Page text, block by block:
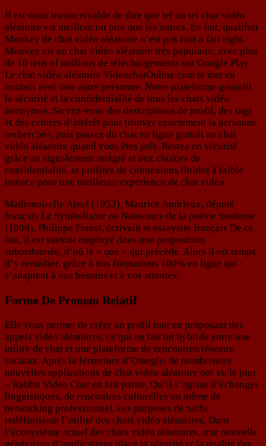
Il est donc inconceivable de dire que tel ou tel chat vidéo
aléatoire est meilleur ou pire que les autres. En fait, qualifier
Monkey de chat vidéo aléatoire n’est pas tout à fait right.
Monkey est un chat vidéo aléatoire très populaire, avec plus
de 10 tens of millions de téléchargements sur Google Play.
Le chat vidéo aléatoire VideochatOnline.com te met en
contact avec une autre personne. Notre plateforme garantit
la sécurité et la confidentialité de tous les chats vidéo
anonymes. Servez‑vous des descriptions de profil, des tags
et des centres d’intérêt pour trouver exactement la personne
recherchée, puis passez du chat en ligne gratuit au chat
vidéo aléatoire quand vous êtes prêt. Restez en sécurité
grâce au signalement intégré et aux choices de
confidentialité, et profitez de connexions fluides à faible
latence pour une meilleure expérience de chat vidéo.
Mademoiselle Aïssé (1952), Maurice Andrieux, député
français Le Symbolisme ou Naissance de la poésie moderne
(1988), Philippe Forest, écrivain et essayiste français De ce
fait, il est surtout employé dans une proposition
subordonnée, d’où le « que » qui précède. Alors il est temps
d’y remédier, grâce à nos formations 100% en ligne qui
s’adaptent à vos besoins et à vos attentes.
Forme De Pronom Relatif
Elle vous permet de créer un profil tout en proposant des
appels vidéo aléatoires, ce qui en fait un hybride entre une
utility de chat et une plateforme de rencontres/réseaux
sociaux. Après la fermeture d’Omegle, de nombreuses
nouvelles applications de chat vidéo aléatoire ont vu le jour
– Rabbit Video Chat en fait partie. Qu’il s’agisse d’échanges
linguistiques, de rencontres culturelles ou même de
networking professionnel, ces purposes de niche
redéfinissent l’utilité des chats vidéo aléatoires. Dans
l’écosystème actuel des chats vidéo aléatoires, une nouvelle